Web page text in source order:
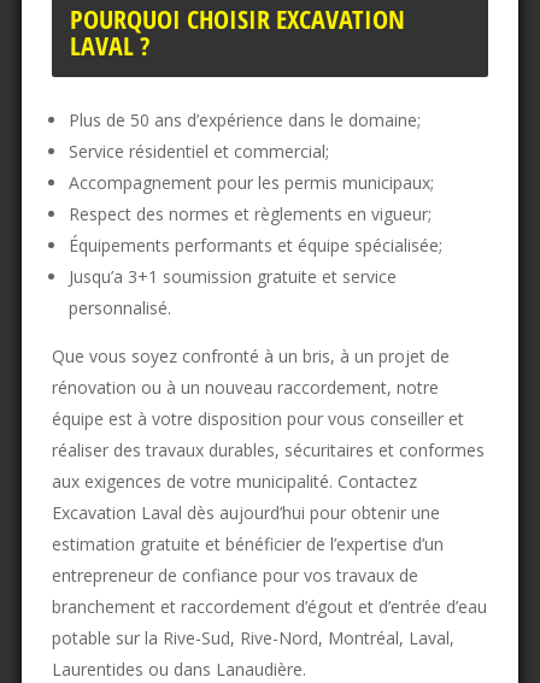
POURQUOI CHOISIR EXCAVATION
LAVAL ?
Plus de 50 ans d’expérience dans le domaine;
Service résidentiel et commercial;
Accompagnement pour les permis municipaux;
Respect des normes et règlements en vigueur;
Équipements performants et équipe spécialisée;
Jusqu’a 3+1 soumission gratuite et service
personnalisé.
Que vous soyez confronté à un bris, à un projet de
rénovation ou à un nouveau raccordement, notre
équipe est à votre disposition pour vous conseiller et
réaliser des travaux durables, sécuritaires et conformes
aux exigences de votre municipalité. Contactez
Excavation Laval dès aujourd’hui pour obtenir une
estimation gratuite et bénéficier de l’expertise d’un
entrepreneur de confiance pour vos travaux de
branchement et raccordement d’égout et d’entrée d’eau
potable sur la Rive-Sud, Rive-Nord, Montréal, Laval,
Laurentides ou dans Lanaudière.